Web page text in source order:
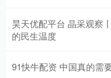
昊天优配平台 晶采观察
的民生温度
91快牛配资 中国真的需